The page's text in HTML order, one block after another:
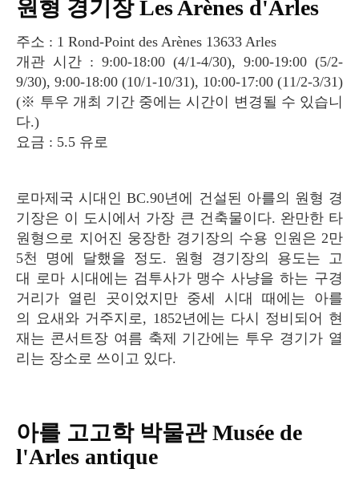
원형 경기장 Les Arènes d'Arles
주소 : 1 Rond-Point des Arènes 13633 Arles
개관 시간 : 9:00-18:00 (4/1-4/30), 9:00-19:00 (5/2-
9/30), 9:00-18:00 (10/1-10/31), 10:00-17:00 (11/2-3/31)
(※ 투우 개최 기간 중에는 시간이 변경될 수 있습니
다.)
요금 : 5.5 유로
로마제국 시대인 BC.90년에 건설된 아를의 원형 경
기장은 이 도시에서 가장 큰 건축물이다. 완만한 타
원형으로 지어진 웅장한 경기장의 수용 인원은 2만
5천 명에 달했을 정도. 원형 경기장의 용도는 고
대 로마 시대에는 검투사가 맹수 사냥을 하는 구경
거리가 열린 곳이었지만 중세 시대 때에는 아를
의 요새와 거주지로, 1852년에는 다시 정비되어 현
재는 콘서트장 여름 축제 기간에는 투우 경기가 열
리는 장소로 쓰이고 있다.
아를 고고학 박물관 Musée de
l'Arles antique